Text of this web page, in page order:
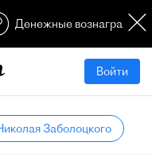
Денежные
Войти
Заболоцкого